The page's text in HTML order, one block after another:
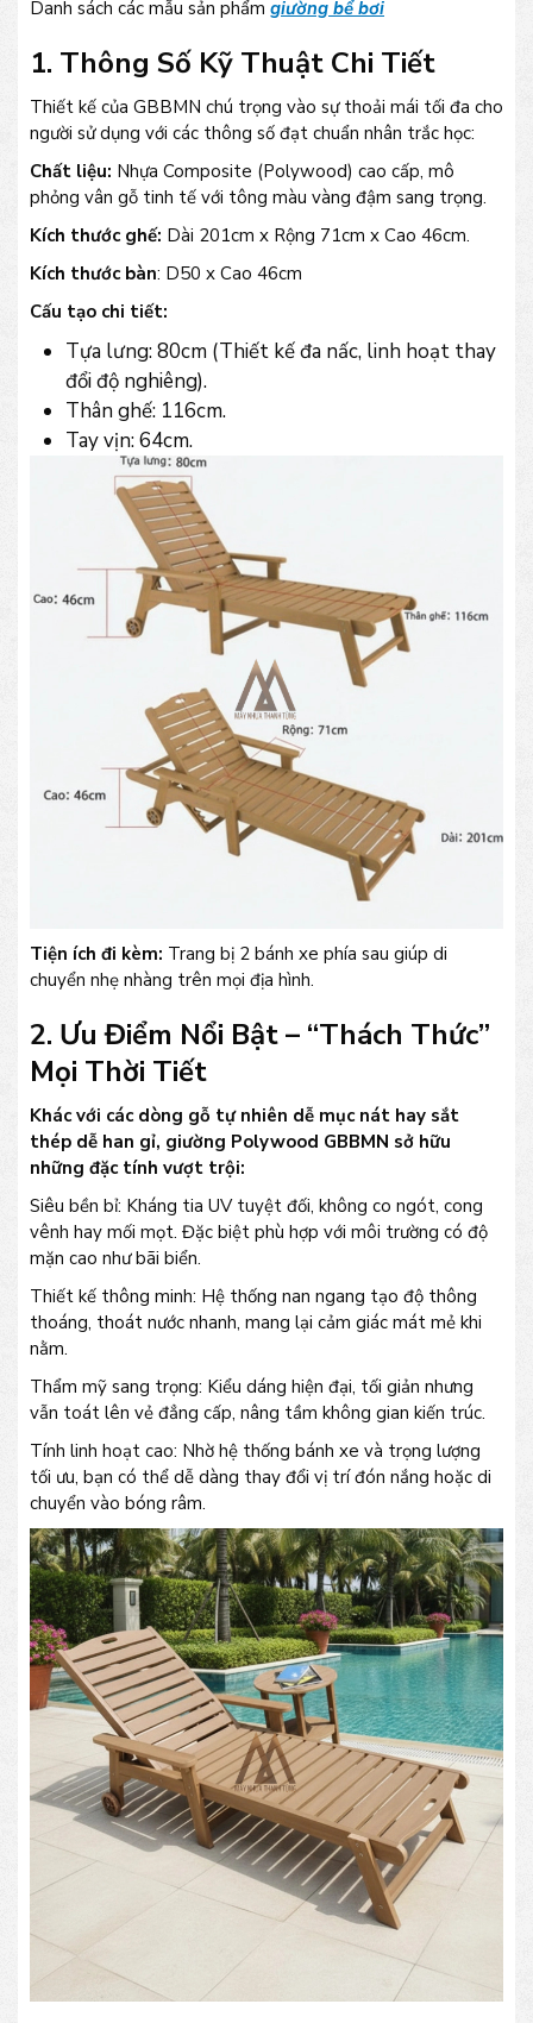
Danh sách các mẫu sản phẩm giường bể bơi
1. Thông Số Kỹ Thuật Chi Tiết
Thiết kế của GBBMN chú trọng vào sự thoải mái tối đa cho
người sử dụng với các thông số đạt chuẩn nhân trắc học:
Chất liệu: Nhựa Composite (Polywood) cao cấp, mô
phỏng vân gỗ tinh tế với tông màu vàng đậm sang trọng.
Kích thước ghế: Dài 201cm x Rộng 71cm x Cao 46cm.
Kích thước bàn: D50 x Cao 46cm
Cấu tạo chi tiết:
Tựa lưng: 80cm (Thiết kế đa nấc, linh hoạt thay
đổi độ nghiêng).
Thân ghế: 116cm.
Tay vịn: 64cm.
Tiện ích đi kèm: Trang bị 2 bánh xe phía sau giúp di
chuyển nhẹ nhàng trên mọi địa hình.
2. Ưu Điểm Nổi Bật – “Thách Thức”
Mọi Thời Tiết
Khác với các dòng gỗ tự nhiên dễ mục nát hay sắt
thép dễ han gỉ, giường Polywood GBBMN sở hữu
những đặc tính vượt trội:
Siêu bền bỉ: Kháng tia UV tuyệt đối, không co ngót, cong
vênh hay mối mọt. Đặc biệt phù hợp với môi trường có độ
mặn cao như bãi biển.
Thiết kế thông minh: Hệ thống nan ngang tạo độ thông
thoáng, thoát nước nhanh, mang lại cảm giác mát mẻ khi
nằm.
Thẩm mỹ sang trọng: Kiểu dáng hiện đại, tối giản nhưng
vẫn toát lên vẻ đẳng cấp, nâng tầm không gian kiến trúc.
Tính linh hoạt cao: Nhờ hệ thống bánh xe và trọng lượng
tối ưu, bạn có thể dễ dàng thay đổi vị trí đón nắng hoặc di
chuyển vào bóng râm.